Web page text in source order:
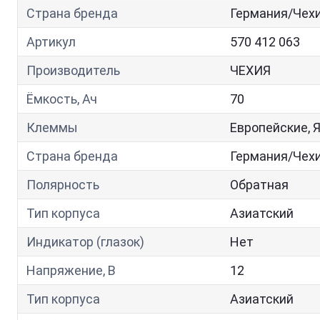
Страна бренда
Германия/
Артикул
570 412 063
Производитель
ЧЕХИЯ
Ёмкость, Ач
70
Клеммы
Европейские,
Страна бренда
Германия/
Полярность
Обратная
Тип корпуса
Азиатский
Индикатор (глазок)
Нет
Напряжение, В
12
Тип корпуса
Азиатский